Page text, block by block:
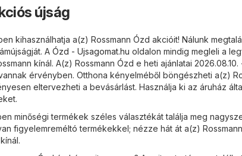
újság
kihasználhatja a(z) Rossmann Ózd akcióit! Nálunk
A Ózd - Ujsagomat.hu oldalon mindig megleli a
kínál. A(z) Rossmann Ózd e heti ajánlatai 2026.08.10.
érvényben. Otthona kényelméből böngészheti a(z)
eltervezheti a bevásárlást. Használja ki az áruház
minőségi termékek széles választékát találja meg
figyelemreméltó termékekkel; nézze hát át a(z)